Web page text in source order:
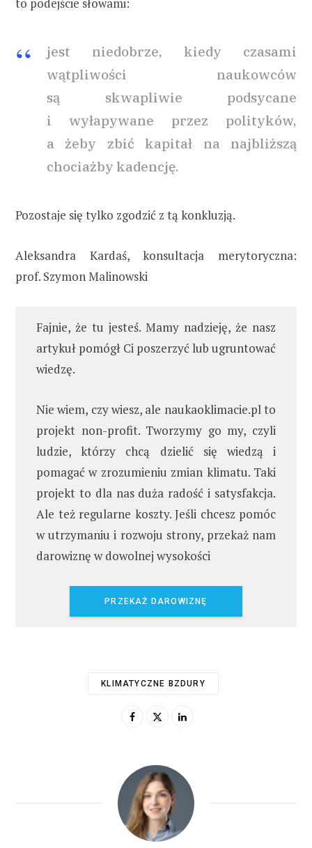
to podejście słowami:
jest niedobrze, kiedy czasami
wątpliwości naukowców
są skwapliwie podsycane
i wyłapywane przez polityków,
a żeby zbić kapitał na najbliższą
chociażby kadencję.
Pozostaje się tylko zgodzić z tą konkluzją.
Aleksandra Kardaś, konsultacja merytoryczna:
prof. Szymon Malinowski
Fajnie, że tu jesteś. Mamy nadzieję, że nasz
artykuł pomógł Ci poszerzyć lub ugruntować
wiedzę.
Nie wiem, czy wiesz, ale naukaoklimacie.pl to
projekt non-profit. Tworzymy go my, czyli
ludzie, którzy chcą dzielić się wiedzą i
pomagać w zrozumieniu zmian klimatu. Taki
projekt to dla nas duża radość i satysfakcja.
Ale też regularne koszty. Jeśli chcesz pomóc
w utrzymaniu i rozwoju strony, przekaż nam
darowiznę w dowolnej wysokości
PRZEKAŻ DAROWIZNĘ
KLIMATYCZNE BZDURY